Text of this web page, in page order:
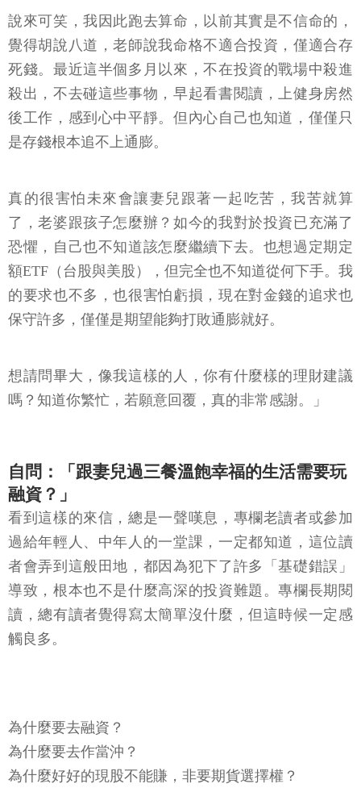
說來可笑，我因此跑去算命，以前其實是不信命的，
覺得胡說八道，老師說我命格不適合投資，僅適合存
死錢。最近這半個多月以來，不在投資的戰場中殺進
殺出，不去碰這些事物，早起看書閱讀，上健身房然
後工作，感到心中平靜。但內心自己也知道，僅僅只
是存錢根本追不上通膨。
真的很害怕未來會讓妻兒跟著一起吃苦，我苦就算
了，老婆跟孩子怎麼辦？如今的我對於投資已充滿了
恐懼，自己也不知道該怎麼繼續下去。也想過定期定
額ETF（台股與美股），但完全也不知道從何下手。我
的要求也不多，也很害怕虧損，現在對金錢的追求也
保守許多，僅僅是期望能夠打敗通膨就好。
想請問畢大，像我這樣的人，你有什麼樣的理財建議
嗎？知道你繁忙，若願意回覆，真的非常感謝。」
自問：「跟妻兒過三餐溫飽幸福的生活需要玩
融資？」
看到這樣的來信，總是一聲嘆息，專欄老讀者或參加
過給年輕人、中年人的一堂課，一定都知道，這位讀
者會弄到這般田地，都因為犯下了許多「基礎錯誤」
導致，根本也不是什麼高深的投資難題。專欄長期閱
讀，總有讀者覺得寫太簡單沒什麼，但這時候一定感
觸良多。
為什麼要去融資？
為什麼要去作當沖？
為什麼好好的現股不能賺，非要期貨選擇權？